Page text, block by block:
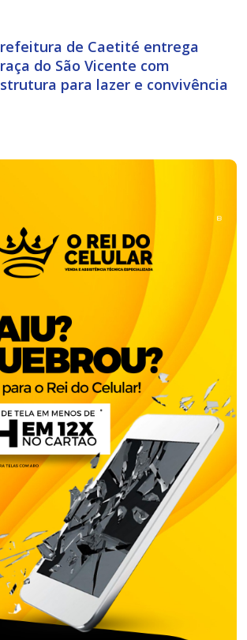
de Caetité entrega
do São Vicente com
para lazer e convivência